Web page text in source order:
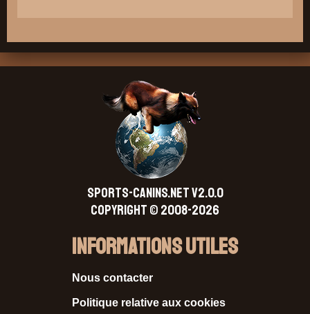
SPORTS-CANINS.NET V2.0.0
Copyright © 2008-2026
Informations Utiles
Nous contacter
Politique relative aux cookies